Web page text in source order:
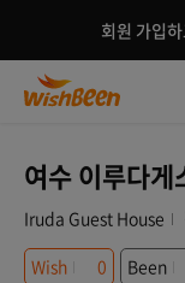
회원 가입
여수 이루다게
Iruda Guest House
Wish
0 Been